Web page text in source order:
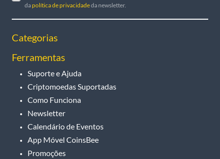
dapolítica de privacidadeda newsletter.
Categorias
Ferramentas
Suporte e Ajuda
Criptomoedas Suportadas
Como Funciona
Newsletter
Calendário de Eventos
App Móvel CoinsBee
Promoções